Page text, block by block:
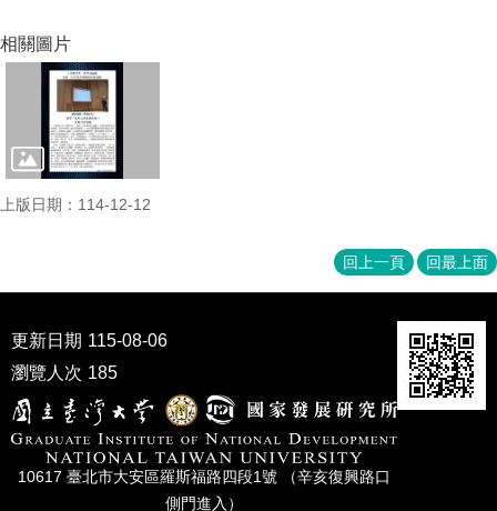
發
展
刊
口
學
會
相關圖片
上版日期：114-12-12
回上一頁 回最上面
更新日期 115-08-06
瀏覽人次 185
10617 臺北市⼤安區羅斯福路四段1號 （辛亥復興路⼝
側⾨進入）